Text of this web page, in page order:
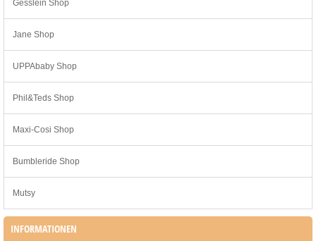
Gesslein Shop
Jane Shop
UPPAbaby Shop
Phil&Teds Shop
Maxi-Cosi Shop
Bumbleride Shop
Mutsy
INFORMATIONEN